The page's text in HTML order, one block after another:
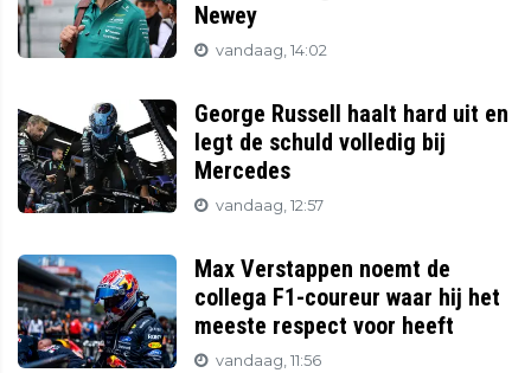
Newey
vandaag, 14:02
George Russell haalt hard uit en
legt de schuld volledig bij
Mercedes
vandaag, 12:57
Max Verstappen noemt de
collega F1-coureur waar hij het
meeste respect voor heeft
vandaag, 11:56